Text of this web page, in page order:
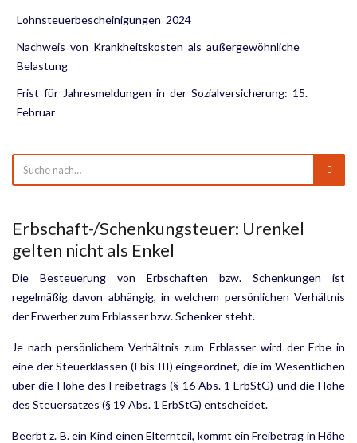
Lohnsteuerbescheinigungen 2024
Nachweis von Krankheitskosten als außergewöhnliche
Belastung
Frist für Jahresmeldungen in der Sozialversicherung: 15.
Februar
Erbschaft-/Schenkungsteuer: Urenkel
gelten nicht als Enkel
Die Besteuerung von Erbschaften bzw. Schenkungen ist
regelmäßig davon abhängig, in welchem persön­lichen Verhältnis
der Erwerber zum Erblasser bzw. Schenker steht.
Je nach persönlichem Verhältnis zum Erblasser wird der Erbe in
eine der Steuerklassen (I bis III) eingeord­net, die im Wesentlichen
über die Höhe des Freibetrags (§ 16 Abs. 1 ErbStG) und die Höhe
des Steuersatzes (§ 19 Abs. 1 ErbStG) entscheidet.
Beerbt z. B. ein Kind einen Elternteil, kommt ein Freibetrag in Höhe